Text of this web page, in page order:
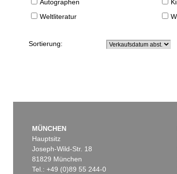
Autographen
Weltliteratur
Sortierung:
MÜNCHEN
Hauptsitz
Joseph-Wild-Str. 18
81829 München
Tel.: +49 (0)89 55 244-0